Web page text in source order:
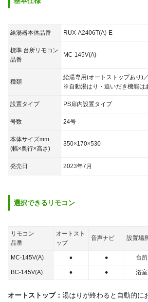
給湯器本体品番 RUX-A2406T(A)-E
標準 台所リモコン
品番
MC-145V(A)
種類
給湯専用(オートストップあり)
※自動湯はり・追いだき機能は
設置タイプ PS扉内設置タイプ
号数 24号
本体サイズmm
(幅×奥行×高さ)
350×170×530
発売日 2023年7月
選択できる リモコン
リモコン
品番
オート スト
ップ
音声ナビ 設置場
MC-145V(A) ● ● 台所
BC-145V(A) ● ● 浴室
オートストップ： 湯はりが終わると自動的に